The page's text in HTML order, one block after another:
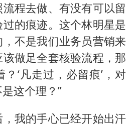
程去做、有没有可以留
的痕迹。这个林明星是
不是我们业务员营销来
做足全套核验流程，那
‘凡走过，必留痕’，对
这个理？”
我的手心已经开始出汗